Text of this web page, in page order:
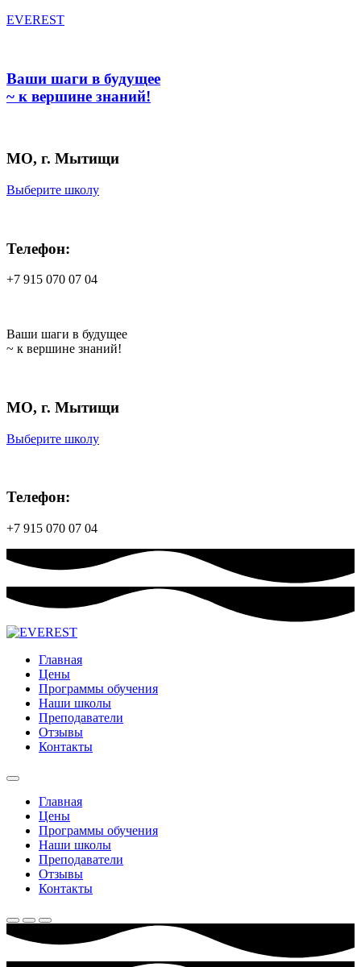
EVEREST
Ваши шаги в будущее
~ к вершине знаний!
МО, г. Мытищи
Выберите школу
Телефон:
+7 915 070 07 04
Ваши шаги в будущее
~ к вершине знаний!
МО, г. Мытищи
Выберите школу
Телефон:
+7 915 070 07 04
Главная
Цены
Программы обучения
Наши школы
Преподаватели
Отзывы
Контакты
Главная
Цены
Программы обучения
Наши школы
Преподаватели
Отзывы
Контакты